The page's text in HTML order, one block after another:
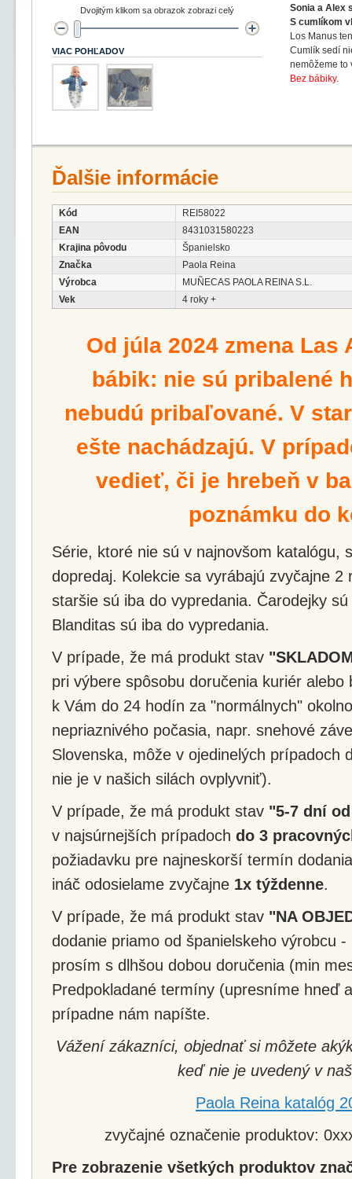
Sonia a Alex
S cumlíkom
Los Manus
Cumlík sedí
nemôžeme to
Bez bábiky.
Dvojitým klikom sa obrazok zobrazi celý
VIAC POHĽADOV
Ďalšie informácie
Kód
REI58022
EAN
8431031580223
Krajina pôvodu
Španielsko
Značka
Paola Reina
Výrobca
MUÑECAS PAOLA REINA S.L.
Vek
4 roky +
Od júla 2024 zmena Las
bábik: nie sú pribalené
nebudú pribaľované. V
ešte nachádzajú. V
vedieť, či je hrebeň v
poznámku do
Série, ktoré nie sú v najnovšom katalógu,
dopredaj. Kolekcie sa vyrábajú zvyčajne 2
staršie sú iba do vypredania. Čarodejky
Blanditas sú iba do vypredania.
V prípade, že má produkt stav
pri výbere spôsobu doručenia kuriér
k Vám do 24 hodín za "normálnych"
nepriaznivého počasia, napr. snehové
Slovenska, môže v ojedinelých prípadoch
nie je v našich silách ovplyvniť).
V prípade, že má produkt stav "5-7 dní
v najsúrnejších prípadoch do 3
požiadavku pre najneskorší termín
ináč odosielame zvyčajne 1x týždenne.
V prípade, že má produkt stav "NA
dodanie priamo od španielskeho výrobcu
prosím s dlhšou dobou doručenia (min
Predpokladané termíny (upresníme hneď
prípadne nám napíšte.
Vážení zákazníci, objednať si môžete
keď nie je uvedený v
Paola Reina katalóg
zvyčajné označenie produktov:
Pre zobrazenie všetkých produktov